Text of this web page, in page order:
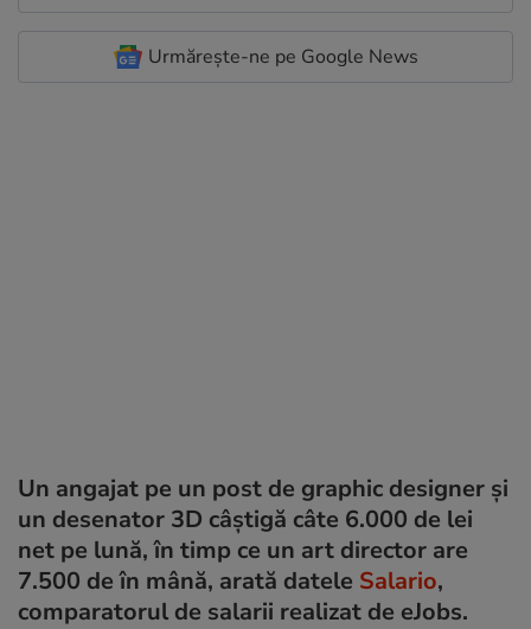
Urmărește-ne pe Google News
Un angajat pe un post de graphic designer și
un desenator 3D câștigă câte 6.000 de lei
net pe lună, în timp ce un art director are
7.500 de în mână, arată datele Salario,
comparatorul de salarii realizat de eJobs.